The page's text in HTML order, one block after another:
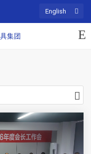
English